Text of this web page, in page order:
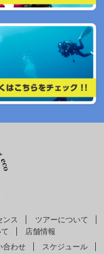
ンス
ツアーについて
店舗情報
合わせ スケジュール